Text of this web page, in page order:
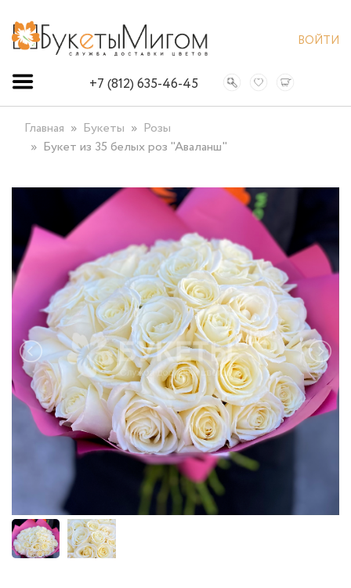
ВОЙТИ
+7 (812) 635-46-45
Главная Букеты
Розы
Букет из 35 белых роз "Аваланш"